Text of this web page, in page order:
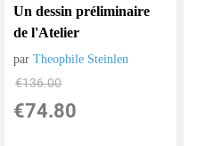
Un dessin préliminaire
de l'Atelier
parTheophile Steinlen
€136.00
€74.80